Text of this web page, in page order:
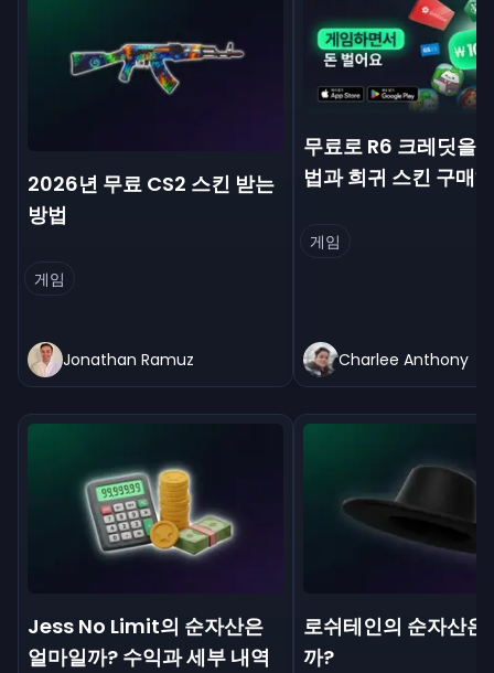
2026년 무료 CS2 스킨 받는
방법
게임
Jonathan Ramuz
무료로 R6 크레딧을
법과 희귀 스킨 구매
게임
Charlee Anthony
Jess No Limit의 순자산은
얼마일까? 수익과 세부 내역
로쉬테인의 순자산은
까?